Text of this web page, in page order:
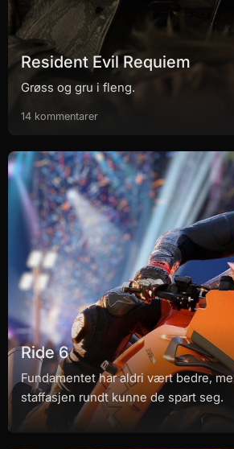
Resident Evil Requiem
Grøss og gru i fleng.
14 kommentarer
Ride 6
Fundamentet har aldri vært bedre,
staffasjen rundt kunne de spart seg.